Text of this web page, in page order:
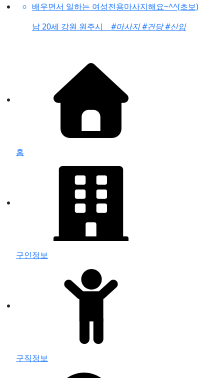
배우면서 일하는 여성전용마사지해요~^^(초보)
남20세 강원 원주시 #마사지#건당#신입
홈
구인정보
구직정보